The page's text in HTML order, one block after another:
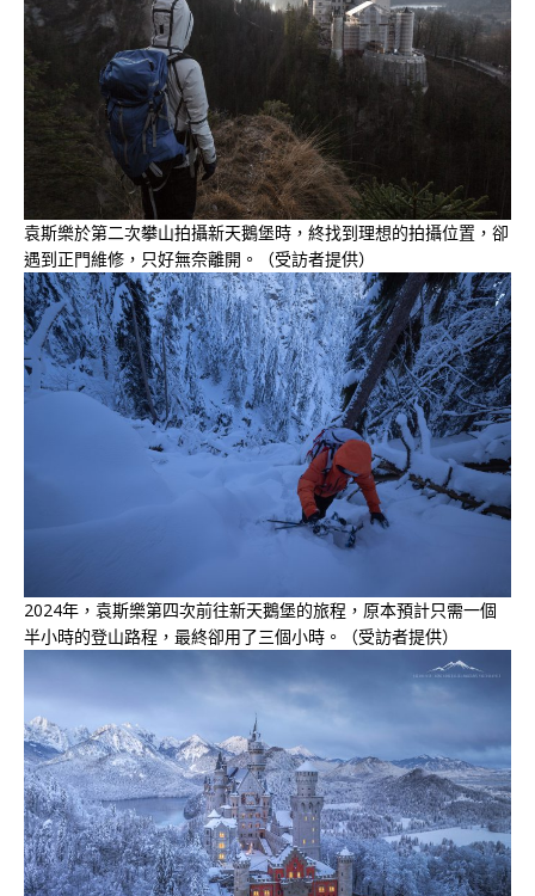
袁斯樂於第二次攀山拍攝新天鵝堡時，終找到理想的拍攝位置，卻
遇到正門維修，只好無奈離開。（受訪者提供）
2024年，袁斯樂第四次前往新天鵝堡的旅程，原本預計只需一個
半小時的登山路程，最終卻用了三個小時。（受訪者提供）